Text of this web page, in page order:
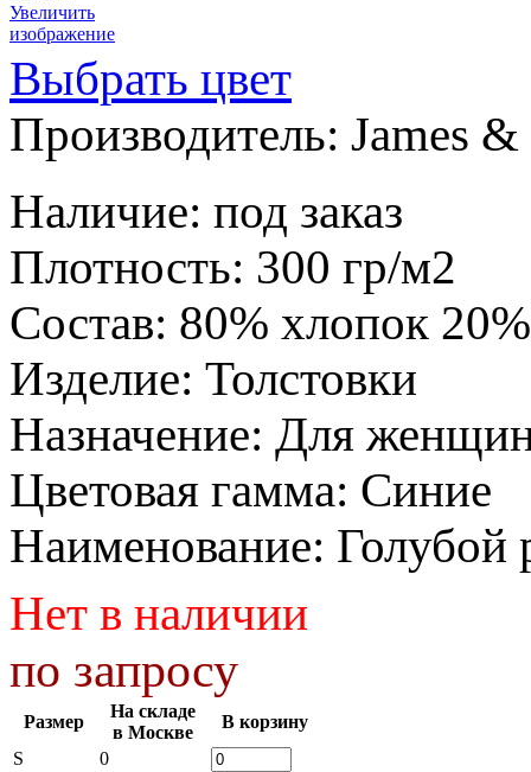
Увеличить
изображение
Выбрать цвет
Производитель: James
Наличие: под заказ
Плотность: 300 гр/м2
Состав: 80% хлопок
Изделие: Толстовки
Назначение: Для
Цветовая гамма: Синие
Наименование: Голубой
Нет в наличии
по запросу
Размер
На складе
в Москве
В корзину
S
0